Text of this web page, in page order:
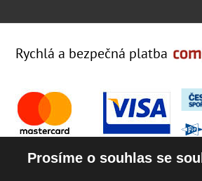
Rychlá a bezpečná platba
Prosíme o souhlas se